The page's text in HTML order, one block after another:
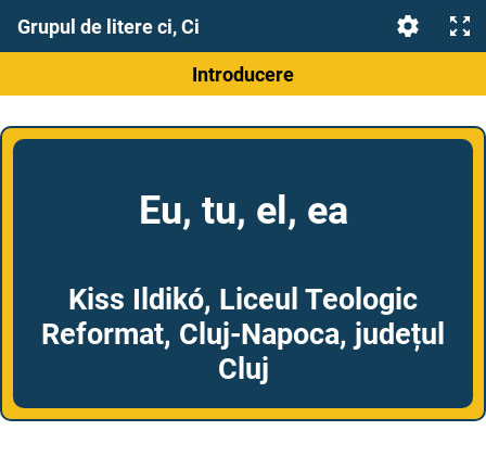
Grupul de litere ci, Ci
Introducere
Eu, tu, el, ea
Kiss Ildikó, Liceul Teologic
Reformat, Cluj-Napoca, județul
Cluj